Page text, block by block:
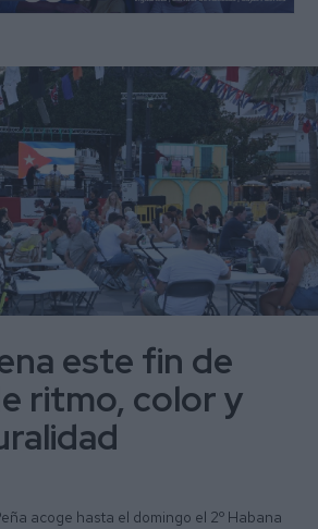
este fin de
ritmo, color y
acoge hasta el domingo el 2º Habana